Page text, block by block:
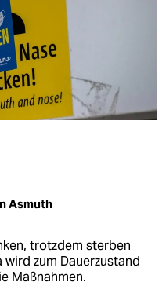
Asmuth
trotzdem sterben
zum Dauerzustand
Maßnahmen.